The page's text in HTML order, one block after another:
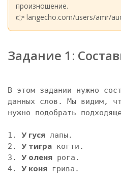
произношение.
👉 langecho.com/users/amr/
Задание 1:
В этом задании нужно
данных слов. Мы видим,
нужно подобрать
1. У гуся лапы.
2. У тигра когти.
3. У оленя рога.
4. У коня грива.